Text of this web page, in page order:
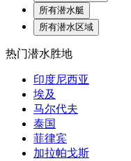
所有潜水艇
所有潜水区域
热门潜水胜地
印度尼西亚
埃及
马尔代夫
泰国
菲律宾
加拉帕戈斯